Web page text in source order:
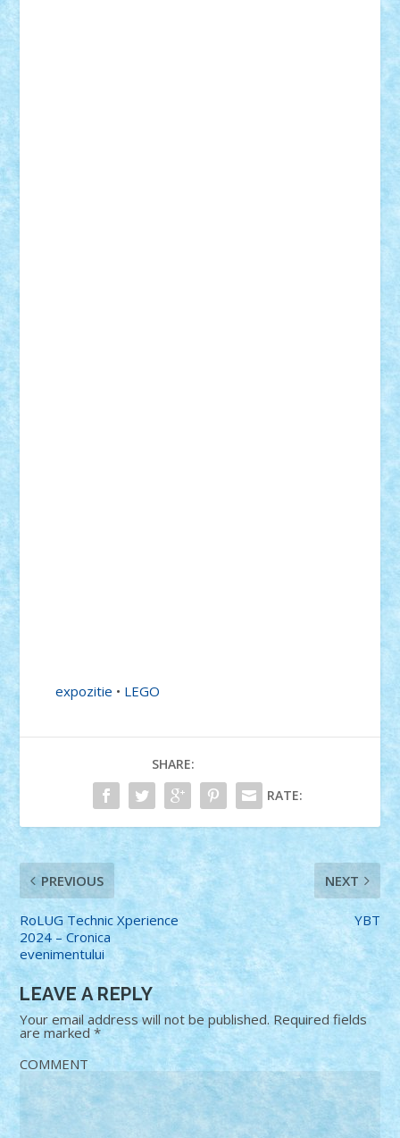
expozitie • LEGO
SHARE:
RATE:
PREVIOUS
RoLUG Technic Xperience
2024 – Cronica
evenimentului
NEXT
YBT
LEAVE A REPLY
Your email address will not be published. Required fields
are marked*
COMMENT